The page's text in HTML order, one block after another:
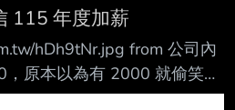
115 年度加薪
hDh9tNr.jpg from 公司內
原本以為有 2000 就偷笑
同事每個下班嘴角都壓不下